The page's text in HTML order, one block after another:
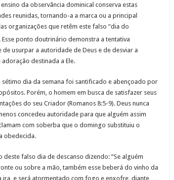
da observância dominical conserva estas
reunidas, tornando-a a marca ou a principal
organizações que retêm este falso “dia do
. Esse ponto doutrinário demonstra a tentativa
usurpar a autoridade de Deus e de desviar a
destinada a Ele.
dia da semana foi santificado e abençoado por
Porém, o homem em busca de satisfazer seus
do seu Criador (Romanos 8:5-9). Deus nunca
concedeu autoridade para que alguém assim
com soberba que o domingo substituiu o
obedecida.
falso dia de descanso dizendo: “Se alguém
ou sobre a mão, também esse beberá do vinho da
ira, e será atormentado com fogo e enxofre, diante